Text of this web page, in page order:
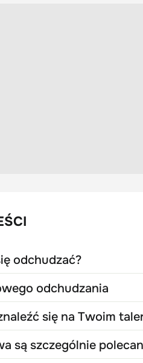
odchudzać?
odchudzania
się na Twoim
są szczególnie